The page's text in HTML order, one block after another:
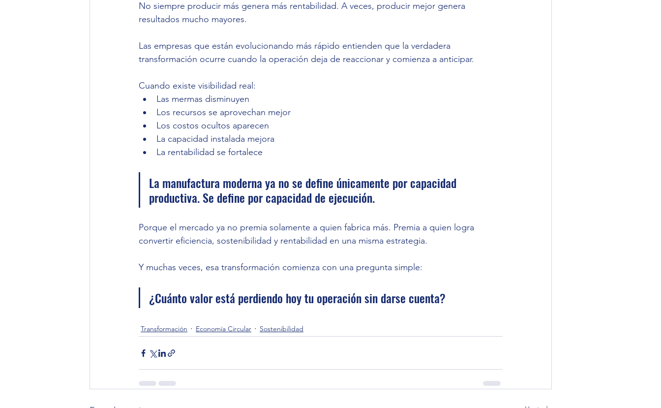
No siempre producir más genera más rentabilidad. A veces, producir mejor genera
resultados mucho mayores.
Las empresas que están evolucionando más rápido entienden que la verdadera
transformación ocurre cuando la operación deja de reaccionar y comienza a anticipar.
Cuando existe visibilidad real:
Las mermas disminuyen
Los recursos se aprovechan mejor
Los costos ocultos aparecen
La capacidad instalada mejora
La rentabilidad se fortalece
La manufactura moderna ya no se define únicamente por capacidad
productiva. Se define por capacidad de ejecución.
Porque el mercado ya no premia solamente a quien fabrica más. Premia a quien logra
convertir eficiencia, sostenibilidad y rentabilidad en una misma estrategia.
Y muchas veces, esa transformación comienza con una pregunta simple:
¿Cuánto valor está perdiendo hoy tu operación sin darse cuenta?
Transformación Economía Circular Sostenibilidad